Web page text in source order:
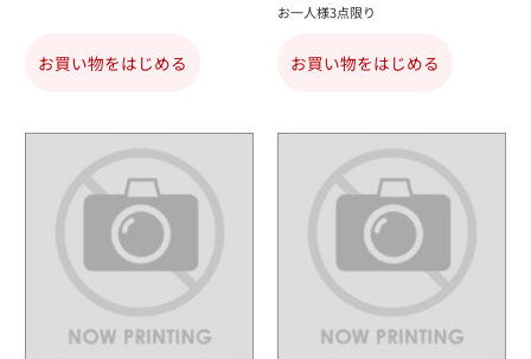
お買い物をはじめる
お一人様3点限り
お買い物をはじめる